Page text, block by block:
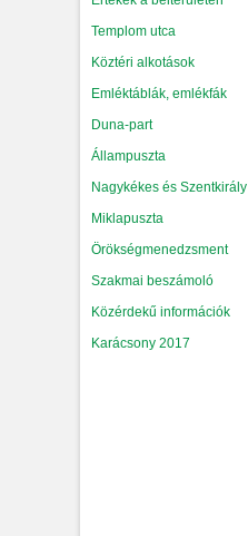
Templom utca
Köztéri alkotások
Emléktáblák, emlékfák
Duna-part
Állampuszta
Nagykékes és Szentkirály
Miklapuszta
Örökségmenedzsment
Szakmai beszámoló
Közérdekű információk
Karácsony 2017